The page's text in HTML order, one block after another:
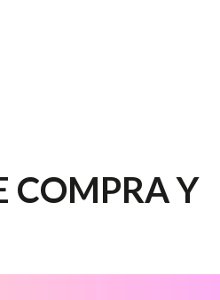
COMPRA Y